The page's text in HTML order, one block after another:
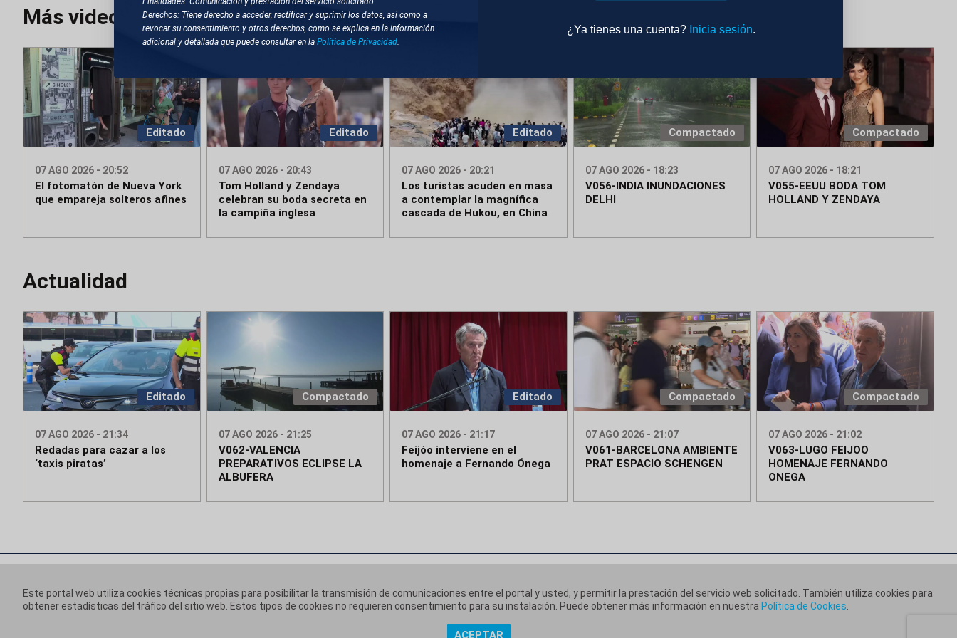
Derechos: Tiene derecho a acceder, rectificar y suprimir los datos, así como a
revocar su consentimiento y otros derechos, como se explica en la información
adicional y detallada que puede consultar en la Política de Privacidad.
¿Ya tienes una cuenta? Inicia sesión.
Más videos
Editado
07 AGO 2026 - 20:52
El fotomatón de Nueva York
que empareja solteros afines
Editado
07 AGO 2026 - 20:43
Tom Holland y Zendaya
celebran su boda secreta en
la campiña inglesa
Editado
07 AGO 2026 - 20:21
Los turistas acuden en masa
a contemplar la magnífica
cascada de Hukou, en China
Compactado
07 AGO 2026 - 18:23
V056-INDIA INUNDACIONES
DELHI
Compactado
07 AGO 2026 - 18:21
V055-EEUU BODA TOM
HOLLAND Y ZENDAYA
Actualidad
Editado
07 AGO 2026 - 21:34
Redadas para cazar a los
‘taxis piratas’
Compactado
07 AGO 2026 - 21:25
V062-VALENCIA
PREPARATIVOS ECLIPSE LA
ALBUFERA
Editado
07 AGO 2026 - 21:17
Feijóo interviene en el
homenaje a Fernando Ónega
Compactado
07 AGO 2026 - 21:07
V061-BARCELONA AMBIENTE
PRAT ESPACIO SCHENGEN
Compactado
07 AGO 2026 - 21:02
V063-LUGO FEIJOO
HOMENAJE FERNANDO
ONEGA
Este portal web utiliza cookies técnicas propias para posibilitar la transmisión de comunicaciones entre el portal y usted, y permitir la prestación del servicio web solicitado. También utiliza cookies para
obtener estadísticas del tráfico del sitio web. Estos tipos de cookies no requieren consentimiento para su instalación. Puede obtener más información en nuestra Política de Cookies
ACEPTAR